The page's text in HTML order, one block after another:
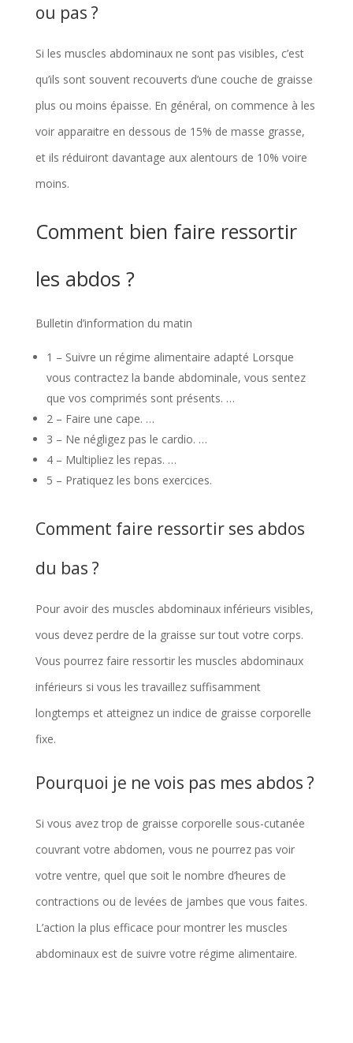
ou pas ?
Si les muscles abdominaux ne sont pas visibles, c’est
qu’ils sont souvent recouverts d’une couche de graisse
plus ou moins épaisse. En général, on commence à les
voir apparaitre en dessous de 15% de masse grasse,
et ils réduiront davantage aux alentours de 10% voire
moins.
Comment bien faire ressortir
les abdos ?
Bulletin d’information du matin
1 – Suivre un régime alimentaire adapté Lorsque
vous contractez la bande abdominale, vous sentez
que vos comprimés sont présents. …
2 – Faire une cape. …
3 – Ne négligez pas le cardio. …
4 – Multipliez les repas. …
5 – Pratiquez les bons exercices.
Comment faire ressortir ses abdos
du bas ?
Pour avoir des muscles abdominaux inférieurs visibles,
vous devez perdre de la graisse sur tout votre corps.
Vous pourrez faire ressortir les muscles abdominaux
inférieurs si vous les travaillez suffisamment
longtemps et atteignez un indice de graisse corporelle
fixe.
Pourquoi je ne vois pas mes abdos ?
Si vous avez trop de graisse corporelle sous-cutanée
couvrant votre abdomen, vous ne pourrez pas voir
votre ventre, quel que soit le nombre d’heures de
contractions ou de levées de jambes que vous faites.
L’action la plus efficace pour montrer les muscles
abdominaux est de suivre votre régime alimentaire.